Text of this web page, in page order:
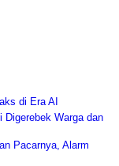
di Era AI
Digerebek Warga dan
Pacarnya, Alarm